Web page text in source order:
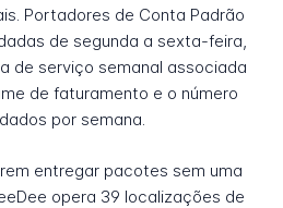
Portadores de Conta Padrão
de segunda a sexta-feira,
de serviço semanal associada
de faturamento e o número
por semana.
entregar pacotes sem uma
opera 39 localizações de